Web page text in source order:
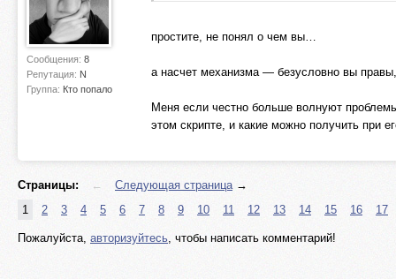
Сообщения: 8
Репутация: N
Группа: Кто попало
простите, не понял о чем вы…
а насчет механизма — безусловно вы
Меня если честно больше волнуют
этом скрипте, и какие можно получить при
Страницы: ← Следующая страница →
1
2 3 4 5 6 7 8 9 10 11 12 13 14 15 16 17
Пожалуйста, авторизуйтесь , чтобы написать комментарий!